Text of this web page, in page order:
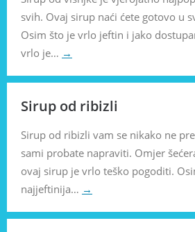
svih. Ovaj sirup naći ćete gotovo u
Osim što je vrlo jeftin i jako
vrlo je… →
Sirup od ribizli
Sirup od ribizli vam se nikako ne
sami probate napraviti. Omjer
ovaj sirup je vrlo teško pogoditi.
najjeftinija… →